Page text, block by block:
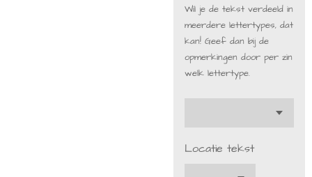
Wil je de tekst verdeeld in
meerdere lettertypes, dat
kan! Geef dan bij de
opmerkingen door per zin
welk lettertype.
Locatie tekst